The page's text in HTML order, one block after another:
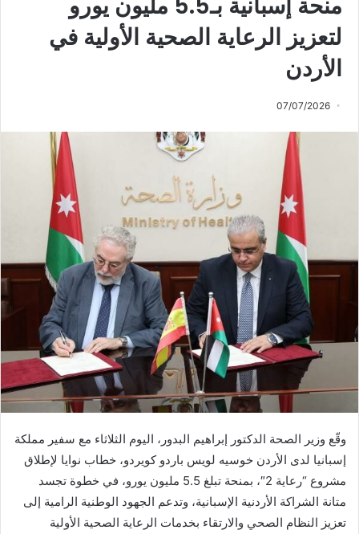
منحة إسبانية بـ5.5 مليون يورو
لتعزيز الرعاية الصحية الأولية في
الأردن
07/07/2026
وقّع وزير الصحة الدكتور إبراهيم البدور، اليوم الثلاثاء مع سفير مملكة
إسبانيا لدى الأردن خوسيه لويس باردو كويردو، خطاب نوايا لإطلاق
مشروع “رعاية 2″، بمنحة تبلغ 5.5 مليون يورو، في خطوة تجسد
متانة الشراكة الأردنية الإسبانية، وتدعم الجهود الوطنية الرامية إلى
تعزيز النظام الصحي والارتقاء بخدمات الرعاية الصحية الأولية